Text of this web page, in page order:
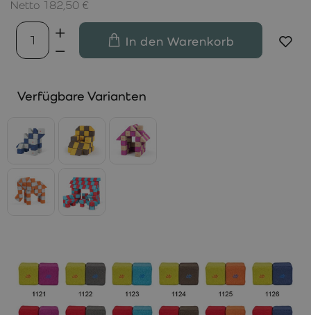
Netto 182,50 €
In den Warenkorb
Verfügbare Varianten